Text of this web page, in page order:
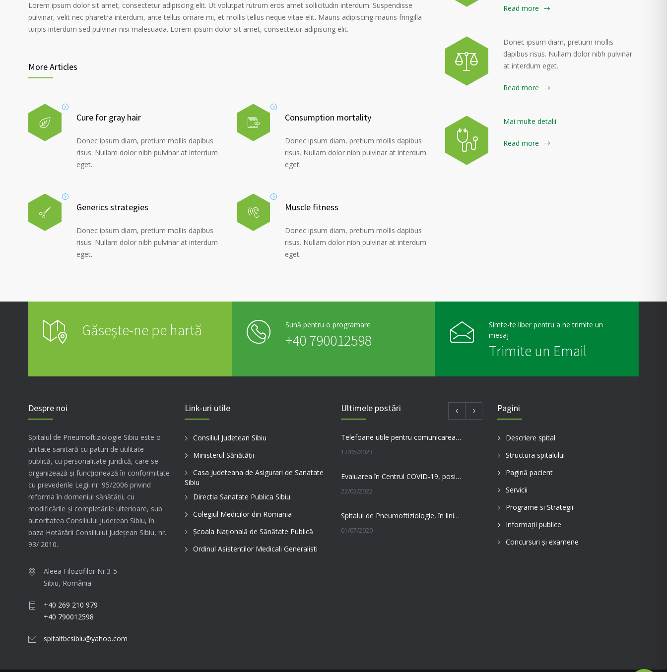
Lorem ipsum dolor sit amet, consectetur adipiscing elit. Ut volutpat rutrum eros amet sollicitudin interdum. Suspendisse
pulvinar, velit nec pharetra interdum, ante tellus ornare mi, et mollis tellus neque vitae elit. Mauris adipiscing mauris fringilla
turpis interdum sed pulvinar nisi malesuada. Lorem ipsum dolor sit amet, consectetur adipiscing elit.
More Articles
Cure for gray hair
Donec ipsum diam, pretium mollis dapibus
risus. Nullam dolor nibh pulvinar at interdum
eget.
Generics strategies
Donec ipsum diam, pretium mollis dapibus
risus. Nullam dolor nibh pulvinar at interdum
eget.
Consumption mortality
Donec ipsum diam, pretium mollis dapibus
risus. Nullam dolor nibh pulvinar at interdum
eget.
Muscle fitness
Donec ipsum diam, pretium mollis dapibus
risus. Nullam dolor nibh pulvinar at interdum
eget.
Read more
Donec ipsum diam, pretium mollis
dapibus risus. Nullam dolor nibh pulvinar
at interdum eget.
Read more
Mai multe detalii
Read more
Găsește-ne pe hartă Sună pentru o programare
+40 790012598
Simte-te liber pentru a ne trimite un
mesaj
Trimite un Email
Despre noi
Spitalul de Pneumoftiziologie Sibiu este o
unitate sanitară cu paturi de utilitate
publică, cu personalitate juridică, care se
organizează şi funcţionează în conformitate
cu prevederile Legii nr. 95/2006 privind
reforma în domeniul sănătăţii, cu
modificările şi completările ulterioare, sub
autoritatea Consiliului Judeţean Sibiu, în
baza Hotărârii Consiliului Judeţean Sibiu, nr.
93/ 2010.
Aleea Filozofilor Nr.3-5
Sibiu, România
+40 269 210 979
+40 790012598
spitaltbcsibiu@yahoo.com
Link-uri utile
Consiliul Judetean Sibiu
Ministerul Sănătății
Casa Judeteana de Asigurari de Sanatate
Sibiu
Directia Sanatate Publica Sibiu
Colegiul Medicilor din Romania
Şcoala Naţională de Sănătate Publică
Ordinul Asistentilor Medicali Generalisti
Ultimele postări
Telefoane utile pentru comunicarea cu aparținătorii pacienților internați în spitalul nostru
17/05/2023
Evaluarea în Centrul COVID-19, posibilă doar în primele 5 zile de la pozitivare
22/02/2022
Spitalul de Pneumoftiziologie, în linia întâi pentru tratarea pacienților cu Covid
01/07/2020
Pagini
Descriere spital
Structura spitalului
Pagină pacient
Servicii
Programe si Strategii
Informații publice
Concursuri și examene